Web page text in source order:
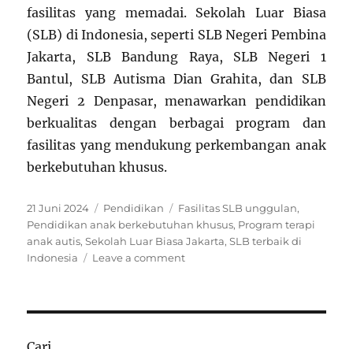
fasilitas yang memadai. Sekolah Luar Biasa
(SLB) di Indonesia, seperti SLB Negeri Pembina
Jakarta, SLB Bandung Raya, SLB Negeri 1
Bantul, SLB Autisma Dian Grahita, dan SLB
Negeri 2 Denpasar, menawarkan pendidikan
berkualitas dengan berbagai program dan
fasilitas yang mendukung perkembangan anak
berkebutuhan khusus.
Posted
on
21 Juni 2024 Categories
Pendidikan Tags
Fasilitas SLB unggulan,
Pendidikan anak berkebutuhan khusus, Program terapi
anak autis,Sekolah Luar Biasa Jakarta,SLB terbaik di
Indonesia
Leave a commenton